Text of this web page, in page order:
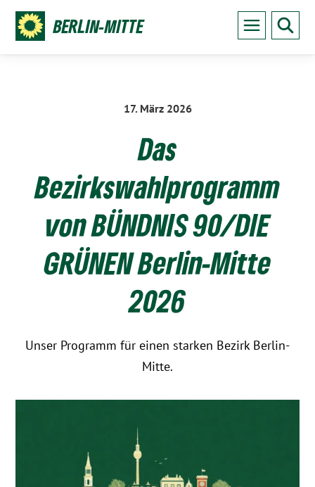
BERLIN-MITTE
17. März 2026
:
Das
Bezirkswahlprogramm
von BÜNDNIS 90/DIE
GRÜNEN Berlin-Mitte
2026
Unser Programm für einen starken Bezirk Berlin-
Mitte.